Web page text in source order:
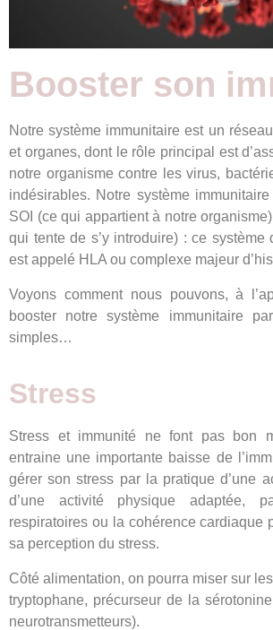
Booster son
Notre système immunitaire est un
et organes, dont le rôle principal est
notre organisme contre les virus,
indésirables. Notre système
SOI (ce qui appartient à notre
qui tente de s’y introduire) : ce système
est appelé HLA ou complexe majeur
Voyons comment nous pouvons, à
booster notre système immunitaire
simples…
Stress
Stress et immunité ne font pas bon
entraine une importante baisse de
gérer son stress par la pratique d’une
d’une activité physique adaptée,
respiratoires ou la cohérence cardiaque
sa perception du stress.
Côté alimentation, on pourra miser sur
tryptophane, précurseur de la
neurotransmetteurs).